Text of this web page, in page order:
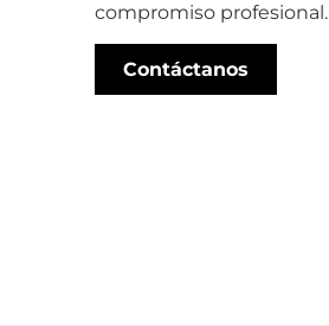
compromiso profesional.
Contáctanos